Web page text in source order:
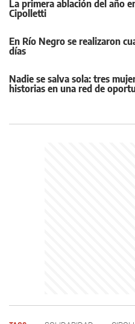
La primera ablación del año
Cipolletti
En Río Negro se realizaron
días
Nadie se salva sola: tres
historias en una red de